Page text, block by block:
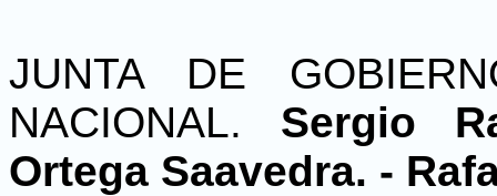
JUNTA DE
NACIONAL. Sergio
Ortega Saavedra. -